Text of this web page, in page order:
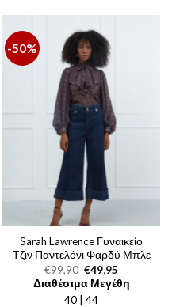
-50%
Sarah Lawrence Γυναικείο
Τζιν Παντελόνι Φαρδύ Μπλε
€99,90 Original
price
was:
€99,90.
€49,95
τρέχουσα
τιμή
Διαθέσιμα Μεγέθη
40 | 44